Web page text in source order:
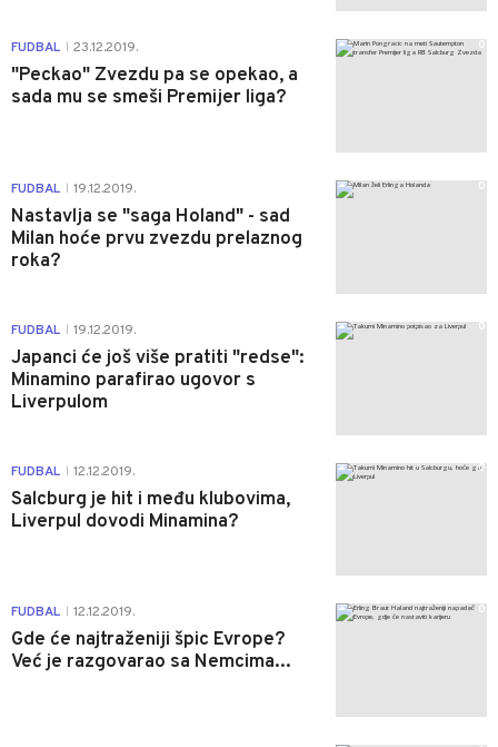
FUDBAL 23.12.2019.
"Peckao" Zvezdu pa se opekao, a
sada mu se smeši Premijer liga?
0
FUDBAL 19.12.2019.
Nastavlja se "saga Holand" - sad
Milan hoće prvu zvezdu prelaznog
roka?
0
FUDBAL 19.12.2019.
Japanci će još više pratiti "redse":
Minamino parafirao ugovor s
Liverpulom
0
FUDBAL 12.12.2019.
Salcburg je hit i među klubovima,
Liverpul dovodi Minamina?
0
FUDBAL 12.12.2019.
Gde će najtraženiji špic Evrope?
Već je razgovarao sa Nemcima...
0